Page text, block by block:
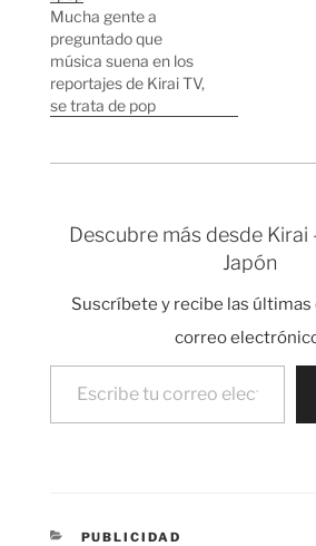
pantalla táctil es
realmente un puntazo.
El mes que viene
estará disponible en
España por poco
menos de 150 euros.
el tema…
Mucha gente a
preguntado que
música suena en los
reportajes de Kirai TV,
se trata de pop
grupos y cantantes
Hikaru Utada, ha hecho
videojuegos. Tiene…
Descubre más desde Kirai
Japón
Suscríbete y recibe las últimas
correo
Escribe tu correo electrónico…
CATEGORÍAS
PUBLICIDAD